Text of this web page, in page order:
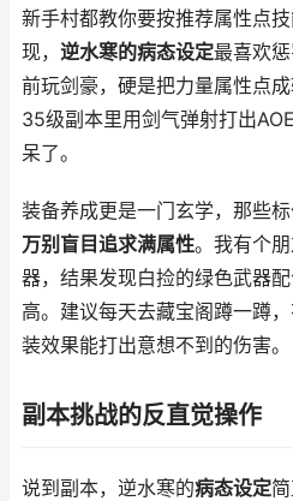
新手村都教你要按推荐属性点
现， 逆水寒的病态设定最喜欢
前玩剑豪，硬是把力量属性点
35级副本里用剑气弹射打出
呆了。
装备养成更是一门玄学，那些
万别盲目追求满属性。我有个
器，结果发现白捡的绿色武器
高。建议每天去藏宝阁蹲一蹲
装效果能打出意想不到的伤害。
副本挑战的反直觉操作
说到副本，逆水寒的病态设定